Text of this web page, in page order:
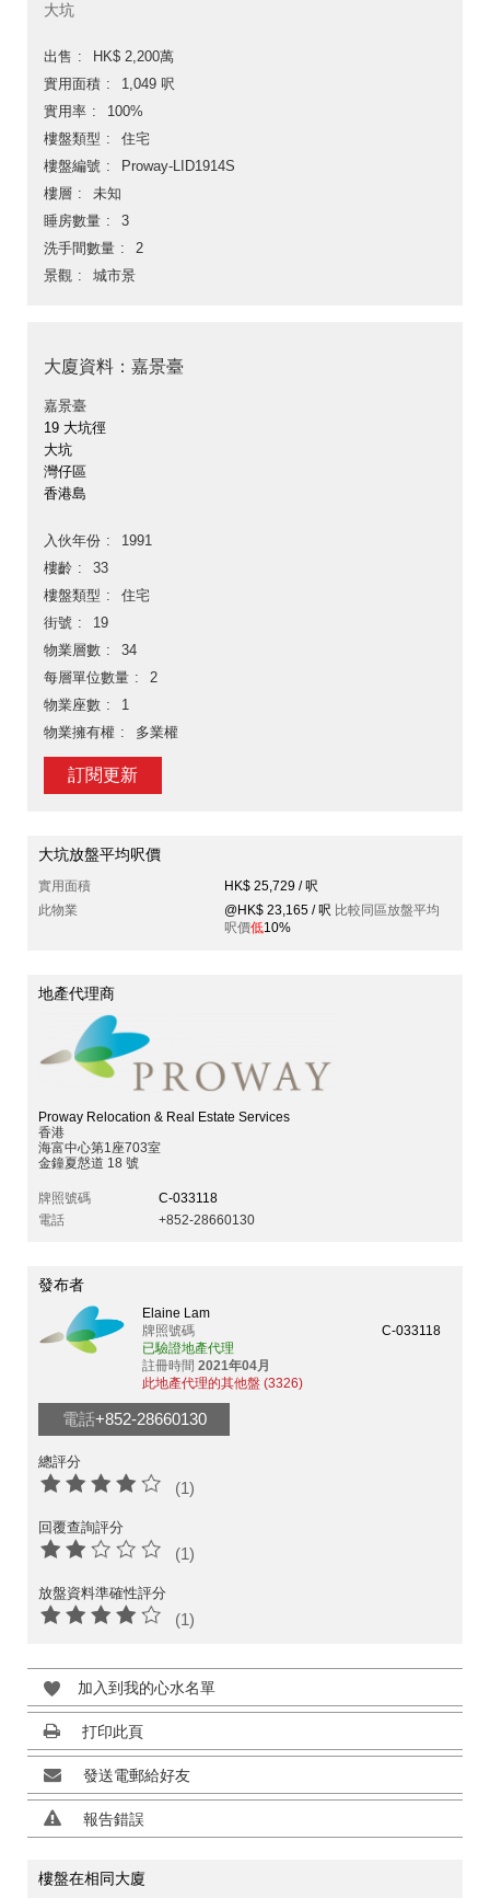
大坑
出售
HK$ 2,200萬
實用面積
1,049 呎
實用率
100%
樓盤類型
住宅
樓盤編號
Proway-LID1914S
樓層
未知
睡房數量
3
洗手間數量
2
景觀
城市景
大廈資料：嘉景臺
嘉景臺
19 大坑徑
大坑
灣仔區
香港島
入伙年份
1991
樓齡
33
樓盤類型
住宅
街號
19
物業層數
34
每層單位數量
2
物業座數
1
物業擁有權
多業權
訂閱更新
大坑放盤平均呎價
實用面積
HK$ 25,729 / 呎
此物業
@HK$ 23,165 / 呎 比較同區放盤平均
呎價低10%
地產代理商
Proway Relocation & Real Estate Services
香港
海富中心第1座703室
金鐘夏慤道 18 號
牌照號碼
C-033118
電話
+852-28660130
發布者
Elaine Lam
牌照號碼
C-033118
已驗證地產代理
註冊時間 2021年04月
此地產代理的其他盤 (3326)
電話+852-28660130
總評分
(1)
回覆查詢評分
(1)
放盤資料準確性評分
(1)
加入到我的心水名單
打印此頁
發送電郵給好友
報告錯誤
樓盤在相同大廈